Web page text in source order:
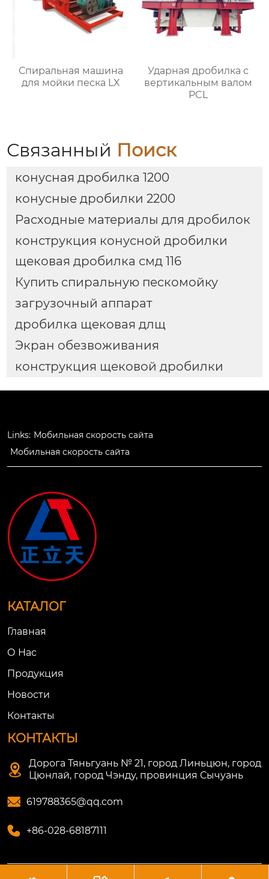
Спиральная машина
для мойки песка LX
Ударная дробилка с
вертикальным валом
PCL
Связанный Поиск
конусная дробилка 1200
конусные дробилки 2200
Расходные материалы для дробилок
конструкция конусной дробилки
щековая дробилка смд 116
Купить спиральную пескомойку
загрузочный аппарат
дробилка щековая длщ
Экран обезвоживания
конструкция щековой дробилки
Links: Мобильная скорость сайта
Мобильная скорость сайта
КАТАЛОГ
Главная
О Нac
Продукция
Новости
Контакты
КОНТАКТЫ

Дорога Тяньгуань № 21, город Линьцюн, город
Цюнлай, город Чэнду, провинция Сычуань
 619788365@qq.com
 +86-028-68187111